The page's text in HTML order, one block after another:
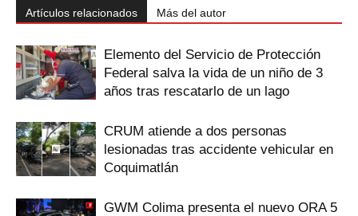
Artículos relacionados Más del autor
Elemento del Servicio de Protección
Federal salva la vida de un niño de 3
años tras rescatarlo de un lago
CRUM atiende a dos personas
lesionadas tras accidente vehicular en
Coquimatlán
GWM Colima presenta el nuevo ORA 5